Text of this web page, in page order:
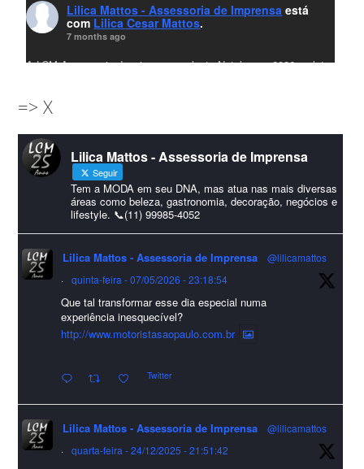
Lilica Mattos - Assessoria de Imprensa está
com Lilica Cesar Mattos.
7 months ago
A LCM Assessoria deseja um excelente Natal e um 2026 repleto
amigos que sempre nos acompanham!🎄✨🥂❤️
#lcmassessoriassessoria#natal #merrychristmas #felizanonovo
#HappyNewYear
Foto
Visualizar no Facebook · Compartilhar
Lilica Mattos - Assessoria de Imprensa
9 months ago
A Abrafas - Associação Brasileira de Fibras Artificiais e
Sintéticas foi destaque na Revista Química e Derivados, na
incertezas do mercado global".
Confira detalhes 🗞📰📈
#sustentabilidade #FibrasSintéticas #EconomiaCircular #Abrafas
#IndústriaTêxtil
=> X
Lilica Mattos - Assessoria de Imprensa
Seguir
Tem a MODA em seu DNA, mas atua nas mais diversas
áreas como beleza, gastronomia, decoração, negócios e
lifestyle. 📞(11) 99985-4052
Lilica Mattos - Assessoria de Imprensa
@lilicamattos
·
quinta-feira - 07/05/2026 - 23:18:54
Que tal transformar esse dia especial numa
experiência inesquecível?
http://www.motoristasaopaulo.com.br
Twitter
Lilica Mattos - Assessoria de Imprensa
@lilicamattos
·
quarta-feira - 24/12/2025 - 21:51:42